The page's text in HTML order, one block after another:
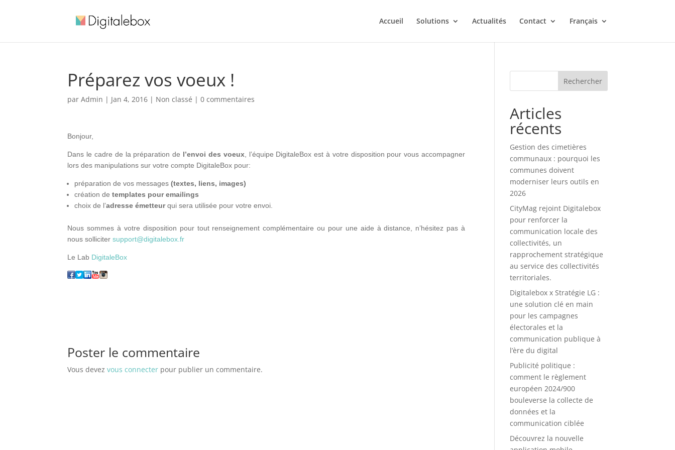
Accueil Solutions Actualités Contact Français
Préparez vos voeux !
parAdmin | Jan 4, 2016 | Non classé |0 commentaires
Bonjour,
Dans le cadre de la préparation de l’envoi des voeux, l’équipe DigitaleBox est à votre disposition pour vous accompagner
lors des manipulations sur votre compte DigitaleBox pour:
préparation de vos messages(textes, liens, images)
création detemplates pour emailings
choix de l’adresse émetteurqui sera utilisée pour votre envoi.
Nous sommes à votre disposition pour tout renseignement complémentaire ou pour une aide à distance, n’hésitez pas à
nous solliciter support@digitalebox.fr
Le Lab DigitaleBox
Poster le commentaire
Vous devezvous connecter pour publier un commentaire.
Rechercher
Articles
récents
Gestion des cimetières
communaux : pourquoi les
communes doivent
moderniser leurs outils en
2026
CityMag rejoint Digitalebox
pour renforcer la
communication locale des
collectivités, un
rapprochement stratégique
au service des collectivités
territoriales.
Digitalebox x Stratégie LG :
une solution clé en main
pour les campagnes
électorales et la
communication publique à
l’ère du digital
Publicité politique :
comment le règlement
européen 2024/900
bouleverse la collecte de
données et la
communication ciblée
Découvrez la nouvelle